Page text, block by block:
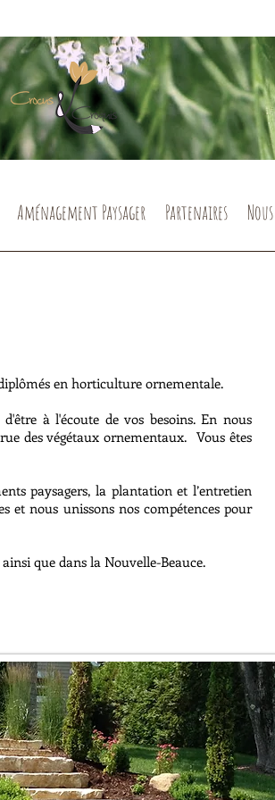
Aménagement Paysager Partenaires
en horticulture ornementale.
à l'écoute de vos besoins. En nous
des végétaux ornementaux. Vous êtes
paysagers, la plantation et l’entretien
et nous unissons nos compétences pour
que dans la Nouvelle-Beauce.